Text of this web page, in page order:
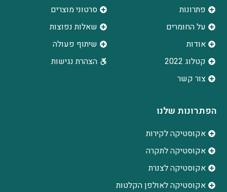
פתרונות
על החומרים
אודות
קטלוג 2022
צור קשר
סרטוני מוצרים
שאלות נפוצות
שיתוף פעולה
הצהרת נגישות
הפתרונות שלנו
אקוסטיקה לקירות
אקוסטיקה לתקרה
אקוסטיקה לצנרת
אקוסטיקה לאולפן הקלטות